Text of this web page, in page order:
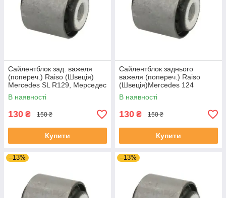
Сайлентблок зад. важеля
(попереч.) Raiso (Швеція)
Mercedes SL R129, Мерседес
СЛ Р129 #RL-124465M
UARBHDS4
В наявності
130 ₴ 150 ₴
Купити
Сайлентблок заднього
важеля (попереч.) Raiso
(Швеція)Mercedes 124
A124,Мерседес 124 А124
#RL-124465M UAMRCIH4
В наявності
130 ₴ 150 ₴
Купити
–13% –13%